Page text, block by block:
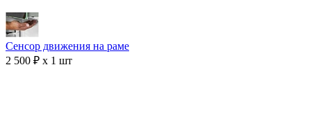
Сенсор движения на раме
2 500 ₽ x 1 шт